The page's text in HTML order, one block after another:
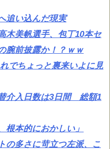
追い込んだ現実
木美帆選手、包丁10本セ
腕前披露か！？ｗｗ
でちょっと裏来いよに見
介入日数は3日間 総額1
根本的におかしい」
の多さに苛立つ左派、こ